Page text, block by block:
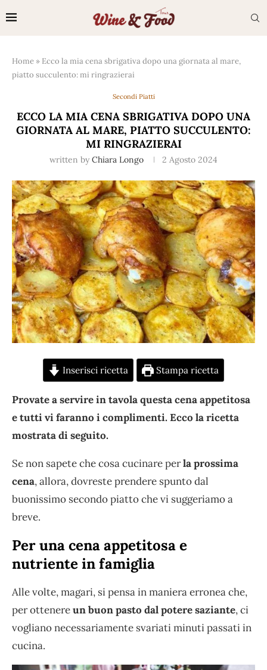
Home » Ecco la mia cena sbrigativa dopo una giornata al mare,
piatto succulento: mi ringrazierai
Secondi Piatti
ECCO LA MIA CENA SBRIGATIVA DOPO UNA
GIORNATA AL MARE, PIATTO SUCCULENTO:
MI RINGRAZIERAI
written by Chiara Longo 2 Agosto 2024
Inserisci ricetta Stampa ricetta
Provate a servire in tavola questa cena appetitosa
e tutti vi faranno i complimenti. Ecco la ricetta
mostrata di seguito.
Se non sapete che cosa cucinare perla prossima
cena, allora, dovreste prendere spunto dal
buonissimo secondo piatto che vi suggeriamo a
breve.
Per una cena appetitosa e
nutriente in famiglia
Alle volte, magari, si pensa in maniera erronea che,
per ottenereun buon pasto dal potere saziante, ci
vogliano necessariamente svariati minuti passati in
cucina.